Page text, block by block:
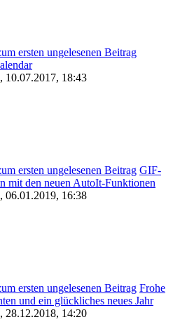
, 10.07.2017, 18:43
GIF-
mit den neuen AutoIt-Funktionen
, 06.01.2019, 16:38
Frohe
und ein glückliches neues Jahr
, 28.12.2018, 14:20